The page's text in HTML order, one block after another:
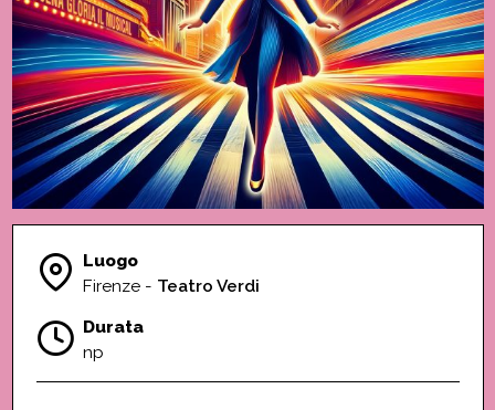
Luogo
Firenze - Teatro Verdi
Durata
np